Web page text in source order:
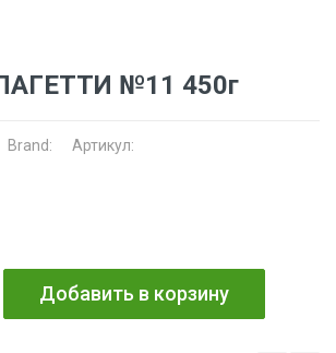
№11 450г
Brand: Артикул:
Добавить в корзину